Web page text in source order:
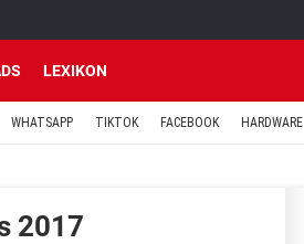
LEXIKON
WHATSAPP TIKTOK FACEBOOK HARDWARE
2017